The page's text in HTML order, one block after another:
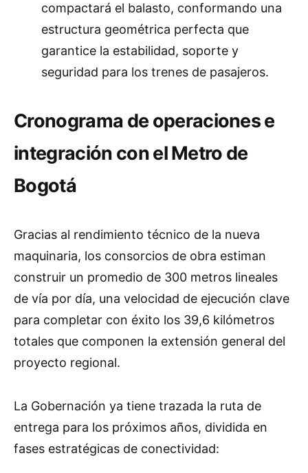
compactará el balasto, conformando una
estructura geométrica perfecta que
garantice la estabilidad, soporte y
seguridad para los trenes de pasajeros.
Cronograma de operaciones e
integración con el Metro de
Bogotá
Gracias al rendimiento técnico de la nueva
maquinaria, los consorcios de obra estiman
construir un promedio de 300 metros lineales
de vía por día, una velocidad de ejecución clave
para completar con éxito los 39,6 kilómetros
totales que componen la extensión general del
proyecto regional.
La Gobernación ya tiene trazada la ruta de
entrega para los próximos años, dividida en
fases estratégicas de conectividad: